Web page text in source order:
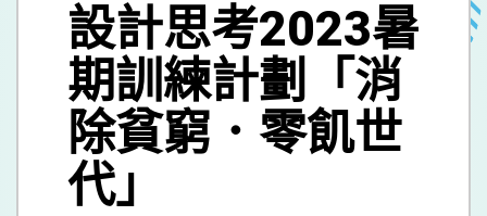
設計思考2023暑
期訓練計劃「消
除貧窮．零飢世
代」